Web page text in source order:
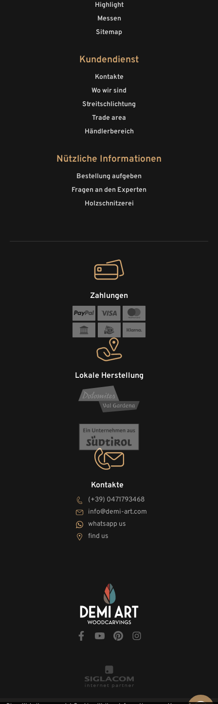
Highlight
Messen
Sitemap
Kundendienst
Kontakte
Wo wir sind
Streitschlichtung
Trade area
Händlerbereich
Nützliche Informationen
Bestellung aufgeben
Fragen an den Experten
Holzschnitzerei
Kontakte
(+39) 0471793468
info@demi-art.com
whatsapp us
find us
Lokale Herstellung
Zahlungen